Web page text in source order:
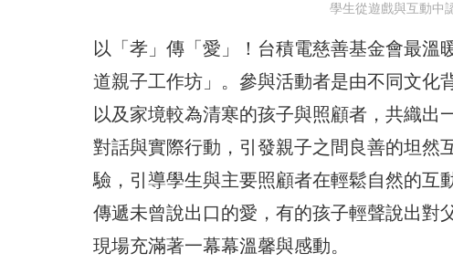
學生從遊戲與互動中
以「孝」傳「愛」！台積電慈善基金會最
道親子工作坊」。參與活動者是由不同文化
以及家境較為清寒的孩子與照顧者，共織出
對話與實際行動，引發親子之間良善的坦然
驗，引導學生與主要照顧者在輕鬆自然的互
傳遞未曾說出口的愛，有的孩子輕聲說出對
現場充滿著一幕幕溫馨與感動。